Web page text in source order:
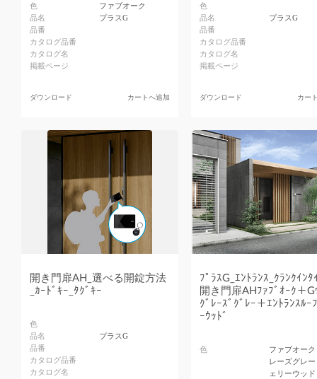
色
ファブオーク
品名
プラスG
品番
カタログ品番
カタログ名
掲載ページ
ダウンロード カートへ追加
色
品名
プラスG
品番
カタログ品番
カタログ名
掲載ページ
ダウンロード カー
開き門扉AH_選べる開錠方法
_ｶｰﾄﾞｷｰ_ﾀｸﾞｷｰ
色
品名
プラスG
品番
カタログ品番
カタログ名
ﾌﾟﾗｽG_ｴﾝﾄﾗﾝｽ_ｸﾗﾝｸｲﾝﾀ
開き門扉AHﾌｧﾌﾞｵｰｸ＋G
ｸﾞﾚｰｽﾞｸﾞﾚｰ＋ｴﾝﾄﾗﾝｽﾙｰ
ｰｳｯﾄﾞ
色
ファブオー
レーズグレ
ェリーウッド